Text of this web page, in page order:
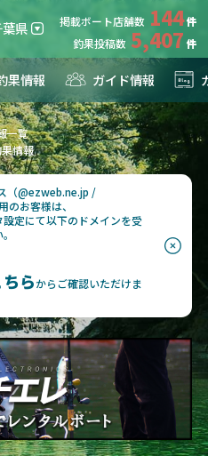
県 掲載ボート店舗数 144
釣果投稿数 5,407
果情報 ガイド情報
一覧
情報
（@ezweb.ne.jp /
お客様は、
定にて以下のドメインを受
らからご確認いただけま